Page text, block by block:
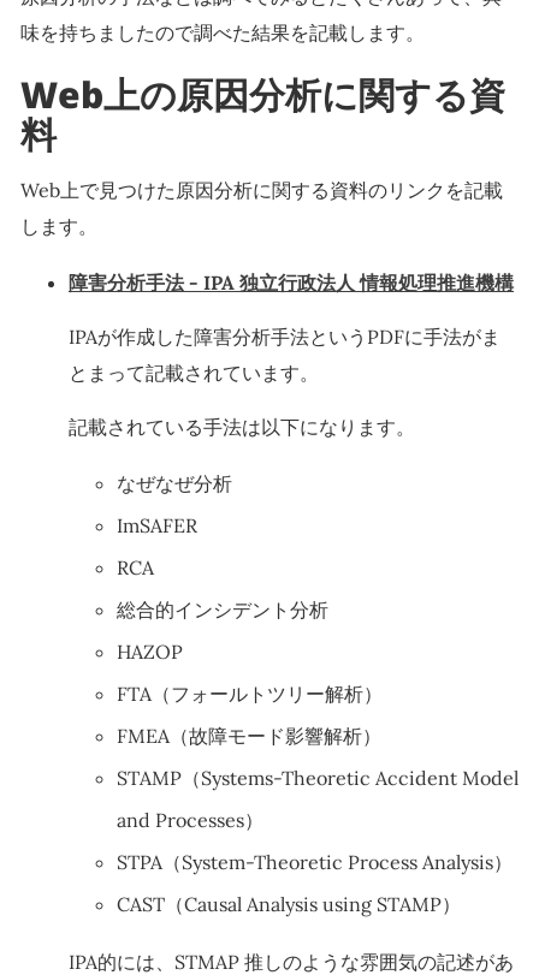
味を持ちましたので調べた結果を記載します。
Web上の原因分析に関する資
料
Web上で見つけた原因分析に関する資料のリンクを記載
します。
障害分析手法 - IPA 独立行政法人 情報処理推進機構
IPAが作成した障害分析手法というPDFに手法がま
とまって記載されています。
記載されている手法は以下になります。
なぜなぜ分析
ImSAFER
RCA
総合的インシデント分析
HAZOP
FTA（フォールトツリー解析）
FMEA（故障モード影響解析）
STAMP（Systems-Theoretic Accident Model
and Processes）
STPA（System-Theoretic Process Analysis）
CAST（Causal Analysis using STAMP）
IPA的には、STMAP 推しのような雰囲気の記述があ